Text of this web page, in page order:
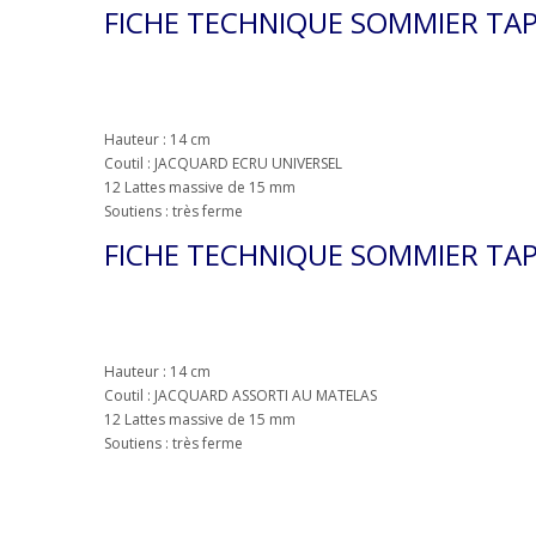
FICHE TECHNIQUE SOMMIER
Hauteur : 14 cm
Coutil : JACQUARD ECRU UNIVERSEL
12 Lattes massive de 15 mm
Soutiens : très ferme
FICHE TECHNIQUE SOMMIER
Hauteur : 14 cm
Coutil : JACQUARD ASSORTI AU MATELAS
12 Lattes massive de 15 mm
Soutiens : très ferme
Ce